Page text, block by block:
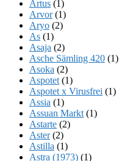
Artus (1)
Arvor(1)
Aryo (2)
As (1)
Asaja (2)
Asche Sämling 420 (1)
Asoka (2)
Aspotet (1)
Aspotet x Virusfrei (1)
Assia (1)
Assuan Markt (1)
Astarte (2)
Aster(2)
Astilla (1)
Astra (1973) (1)